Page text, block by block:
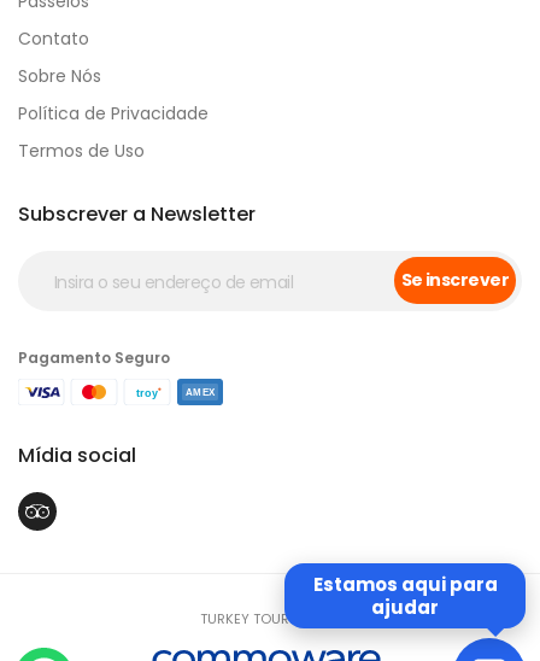
Contato
Sobre Nós
Política de Privacidade
Termos de Uso
Subscrever a Newsletter
Se inscrever
Pagamento Seguro
Mídia social
TURKEY TOUR - 11698
Estamos aqui para
ajudar